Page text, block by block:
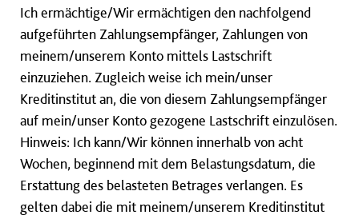
0000
0000
0000
0000
Pflichtfeld
Ich ermächtige/Wir ermächtigen den nachfolgend
aufgeführten Zahlungsempfänger, Zahlungen von
meinem/unserem Konto mittels Lastschrift
einzuziehen. Zugleich weise ich mein/unser
Kreditinstitut an, die von diesem Zahlungsempfänger
auf mein/unser Konto gezogene Lastschrift einzulösen.
Hinweis: Ich kann/Wir können innerhalb von acht
Wochen, beginnend mit dem Belastungsdatum, die
Erstattung des belasteten Betrages verlangen. Es
gelten dabei die mit meinem/unserem Kreditinstitut